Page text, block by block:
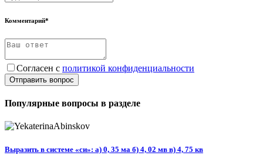
Комментарий*
Согласен с политикой конфиденциальности
Отправить вопрос
Популярные вопросы в разделе
Выразить в системе «си»: а) 0, 35 ма б) 4, 02 мв в) 4, 75 кв